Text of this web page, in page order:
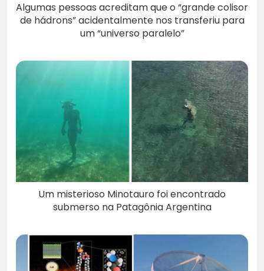
Algumas pessoas acreditam que o “grande colisor
de hádrons” acidentalmente nos transferiu para
um “universo paralelo”
Um misterioso Minotauro foi encontrado
submerso na Patagônia Argentina